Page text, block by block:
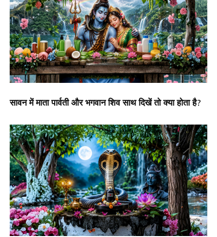
सावन में माता पार्वती और भगवान शिव साथ दिखें तो क्या होता है?